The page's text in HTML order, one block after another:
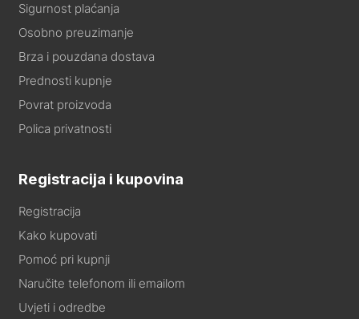
Sigurnost plaćanja
Osobno preuzimanje
Brza i pouzdana dostava
Prednosti kupnje
Povrat proizvoda
Polica privatnosti
Registracija i kupovina
Registracija
Kako kupovati
Pomoć pri kupnji
Naručite telefonom ili emailom
Uvjeti i odredbe